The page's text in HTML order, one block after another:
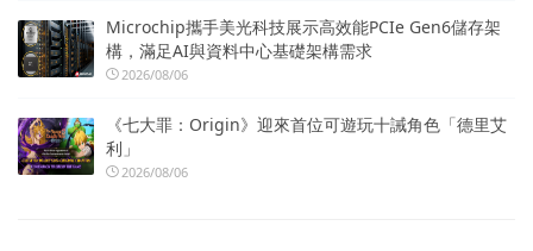
Microchip攜手美光科技展示高效能PCIe Gen6儲存架
構，滿足AI與資料中心基礎架構需求
2026/08/06
《七大罪：Origin》迎來首位可遊玩十誡角色「德里艾
利」
2026/08/06